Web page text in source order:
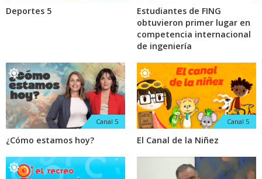
Deportes 5
Estudiantes de FING
obtuvieron primer lugar en
competencia internacional
de ingeniería
Canal 5
¿Cómo estamos hoy?
Canal 5
El Canal de la Niñez